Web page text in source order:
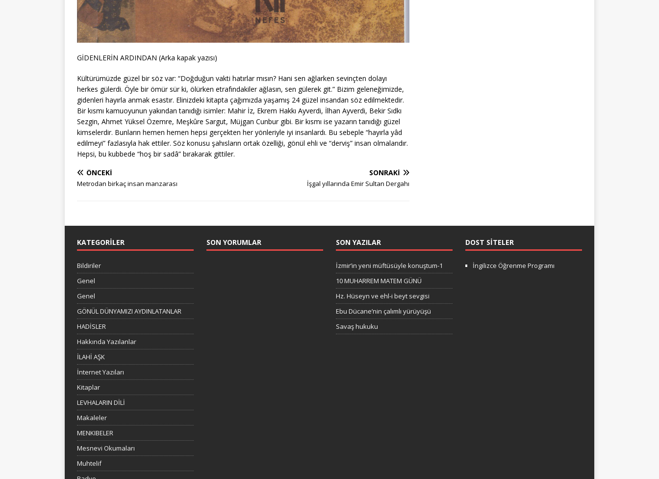
GİDENLERİN ARDINDAN (Arka kapak yazısı)
Kültürümüzde güzel bir söz var: “Doğduğun vakti hatırlar mısın? Hani sen ağlarken sevinçten dolayı
herkes gülerdi. Öyle bir ömür sür ki, ölürken etrafındakiler ağlasın, sen gülerek git.” Bizim geleneğimizde,
gidenleri hayırla anmak esastır. Elinizdeki kitapta çağımızda yaşamış 24 güzel insandan söz edilmektedir.
Bir kısmı kamuoyunun yakından tanıdığı isimler: Mahir İz, Ekrem Hakkı Ayverdi, İlhan Ayverdi, Bekir Sıdkı
Sezgin, Ahmet Yüksel Özemre, Meşkûre Sargut, Müjgan Cunbur gibi. Bir kısmı ise yazarın tanıdığı güzel
kimselerdir. Bunların hemen hemen hepsi gerçekten her yönleriyle iyi insanlardı. Bu sebeple “hayırla yâd
edilmeyi” fazlasıyla hak ettiler. Söz konusu şahısların ortak özelliği, gönül ehli ve “derviş” insan olmalarıdır.
Hepsi, bu kubbede “hoş bir sadâ” bırakarak gittiler.
ÖNCEKI
Metrodan birkaç insan manzarası
SONRAKI
İşgal yıllarında Emir Sultan Dergahı
KATEGORILER
Bildiriler
Genel
Genel
GÖNÜL DÜNYAMIZI AYDINLATANLAR
HADİSLER
Hakkında Yazılanlar
İLAHİ AŞK
İnternet Yazıları
Kitaplar
LEVHALARIN DİLİ
Makaleler
MENKIBELER
Mesnevi Okumaları
Muhtelif
SON YORUMLAR SON YAZILAR
İzmir’in yeni müftüsüyle konuştum-1
10 MUHARREM MATEM GÜNÜ
Hz. Hüseyn ve ehl-i beyt sevgisi
Ebu Dücane’nin çalımlı yürüyüşü
Savaş hukuku
DOST SITELER
İngilizce Öğrenme Programı